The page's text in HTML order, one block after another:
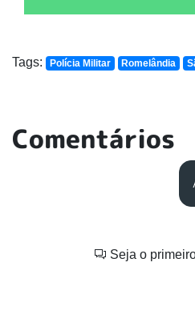
Tags: Polícia Militar Romelândia
Comentários
Seja o